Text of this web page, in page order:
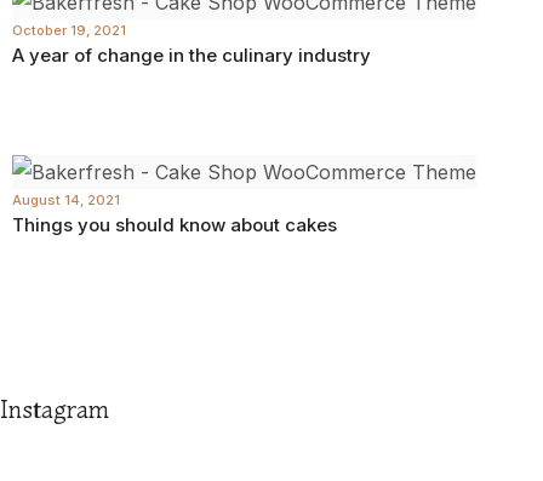
October 19, 2021
A year of change in the culinary industry
August 14, 2021
Things you should know about cakes
Instagram